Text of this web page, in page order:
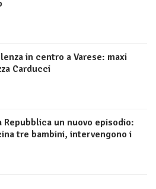
in centro a Varese: maxi
Carducci
Repubblica un nuovo episodio:
tre bambini, intervengono i